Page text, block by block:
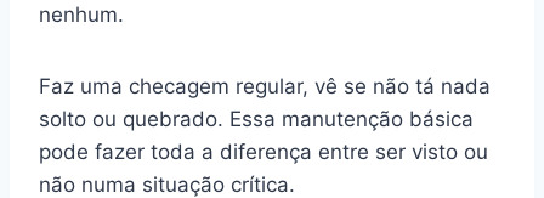
nenhum.
Faz uma checagem regular, vê se não tá nada
solto ou quebrado. Essa manutenção básica
pode fazer toda a diferença entre ser visto ou
não numa situação crítica.